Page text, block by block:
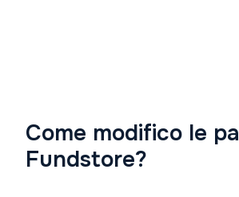
Come modifico le
Fundstore?